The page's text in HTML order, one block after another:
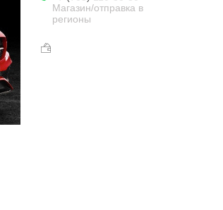
Магазин/отправка в
регионы